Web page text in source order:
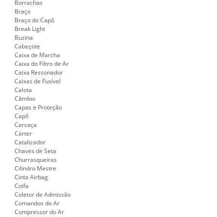
Borrachas
Braço
Braço do Capô
Break Light
Buzina
Cabeçote
Caixa de Marcha
Caixa do Filtro de Ar
Caixa Ressonador
Caixas de Fusível
Calota
Câmbio
Capas e Proteção
Capô
Carcaça
Cárter
Catalizador
Chaves de Seta
Churrasqueiras
Cilindro Mestre
Cinta Airbag
Coifa
Coletor de Admissão
Comandos do Ar
Compressor do Ar